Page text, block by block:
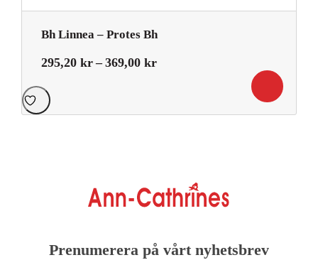
Bh Linnea – Protes Bh
295,20 kr – 369,00 krPrisintervall:
369,00 kr
Prenumerera på vårt nyhetsbrev